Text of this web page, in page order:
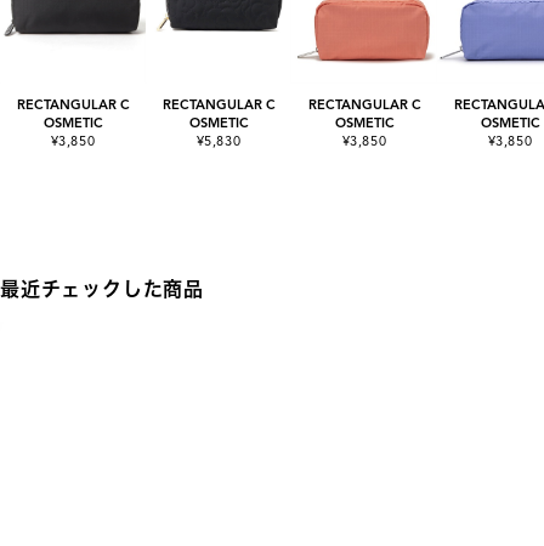
RECTANGULAR C
OSMETIC
¥3,850
RECTANGULAR C
OSMETIC
¥5,830
RECTANGULAR C
OSMETIC
¥3,850
OSMETIC
¥3,850
最近チェックした商品